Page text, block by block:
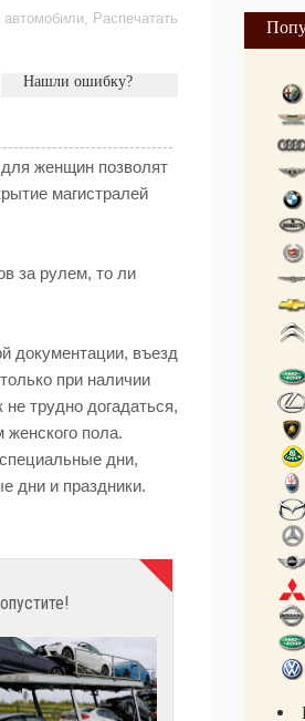
, Распечатать
Нашли ошибку?
женщин позволят
магистралей
за рулем, то ли
документации, въезд
при наличии
не трудно догадаться,
женского пола.
дни,
дни и праздники.